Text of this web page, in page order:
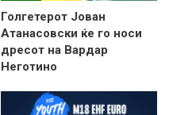
Голгетерот Јован
Атанасовски ќе го носи
дресот на Вардар
Неготино